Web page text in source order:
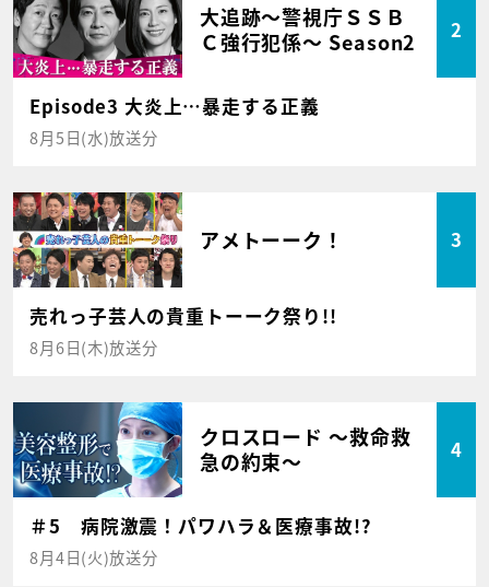
大追跡～警視庁ＳＳＢ
Ｃ強行犯係～ Season2
2
Episode3 大炎上…暴走する正義
8月5日(水)放送分
アメトーーク！ 3
売れっ子芸人の貴重トーーク祭り!!
8月6日(木)放送分
クロスロード ～救命救
急の約束～
4
＃5 病院激震！パワハラ＆医療事故!?
8月4日(火)放送分